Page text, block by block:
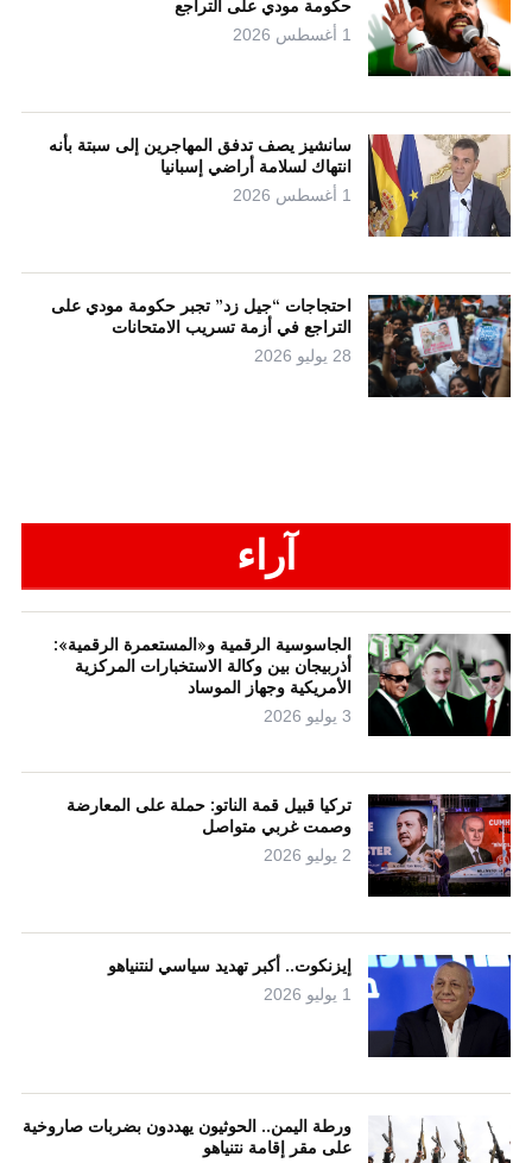
حكومة مودي على التراجع
1 أغسطس 2026
سانشيز يصف تدفق المهاجرين إلى سبتة بأنه
انتهاك لسلامة أراضي إسبانيا
1 أغسطس 2026
احتجاجات “جيل زد” تجبر حكومة مودي على
التراجع في أزمة تسريب الامتحانات
28 يوليو 2026
آراء
الجاسوسية الرقمية و«المستعمرة الرقمية»:
أذربيجان بين وكالة الاستخبارات المركزية
الأمريكية وجهاز الموساد
3 يوليو 2026
تركيا قبيل قمة الناتو: حملة على المعارضة
وصمت غربي متواصل
2 يوليو 2026
إيزنكوت.. أكبر تهديد سياسي لنتنياهو
1 يوليو 2026
ورطة اليمن.. الحوثيون يهددون بضربات صاروخية
على مقر إقامة نتنياهو